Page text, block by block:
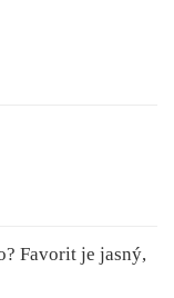
Favorit je jasný,